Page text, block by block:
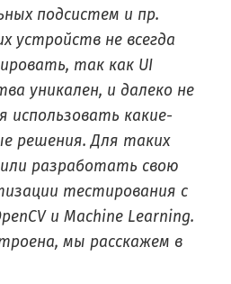
подсистем и пр.
устройств не всегда
так как UI
уникален, и далеко не
использовать какие-
решения. Для таких
разработать свою
тестирования с
и Machine Learning.
мы расскажем в